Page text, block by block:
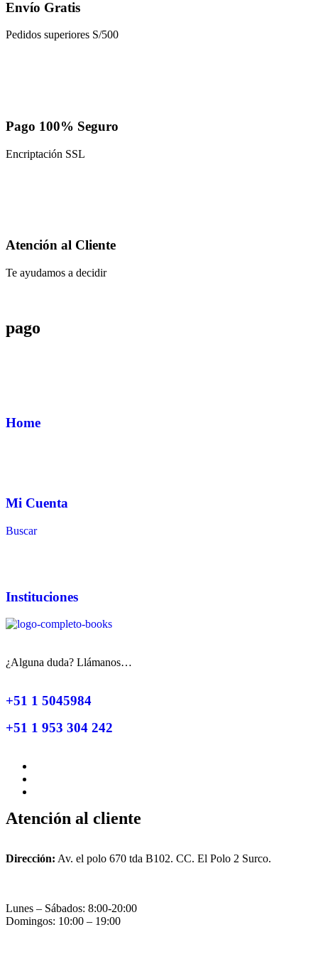
Envío Gratis
Pedidos superiores S/500
Pago 100% Seguro
Encriptación SSL
Atención al Cliente
Te ayudamos a decidir
pago
Home
Mi Cuenta
Buscar
Instituciones
¿Alguna duda? Llámanos…
+51 1 5045984
+51 1 953 304 242
Atención al cliente
Dirección: Av. el polo 670 tda B102. CC. El Polo 2 Surco.
Lunes – Sábados: 8:00-20:00
Domingos: 10:00 – 19:00